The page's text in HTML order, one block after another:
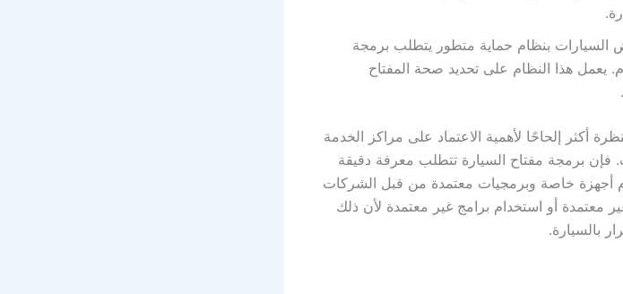
السيارات بنظام حماية متطور يتطلب برمجة
يعمل هذا النظام على تحديد صحة المفتاح
أكثر إلحاحًا لأهمية الاعتماد على مراكز الخدمة
فإن برمجة مفتاح السيارة تتطلب معرفة دقيقة
أجهزة خاصة وبرمجيات معتمدة من قبل الشركات
معتمدة أو استخدام برامج غير معتمدة لأن ذلك
بالسيارة.